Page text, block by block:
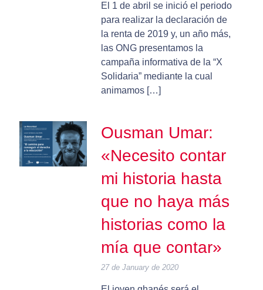
El 1 de abril se inició el periodo
para realizar la declaración de
la renta de 2019 y, un año más,
las ONG presentamos la
campaña informativa de la “X
Solidaria” mediante la cual
animamos […]
Ousman Umar:
«Necesito contar
mi historia hasta
que no haya más
historias como la
mía que contar»
27 de January de 2020